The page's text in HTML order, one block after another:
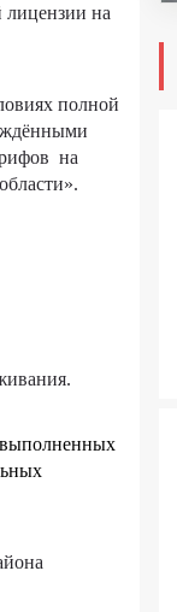
лицензии на
полной
на
выполненных